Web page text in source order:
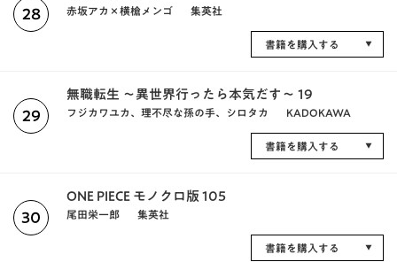
28 赤坂アカ×横槍メンゴ 集英社
書籍を購入する
29
無職転生 ～異世界行ったら本気だす～ 19
フジカワユカ、理不尽な孫の手、シロタカ KADOKAWA
書籍を購入する
30
ONE PIECE モノクロ版 105
尾田栄一郎 集英社
書籍を購入する